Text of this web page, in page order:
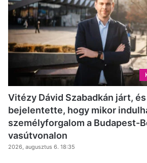
Vitézy Dávid Szabadkán járt, és
bejelentette, hogy mikor
személyforgalom a Budapest-
vasútvonalon
2026, augusztus 6. 18:35